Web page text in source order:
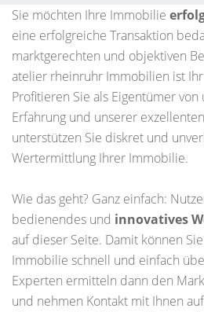
Sie möchten Ihre Immobilie
eine erfolgreiche Transaktion
marktgerechten und objektiven
atelier rheinruhr Immobilien ist
Profitieren Sie als Eigentümer
Erfahrung und unserer
unterstützen Sie diskret und
Wertermittlung Ihrer Immobilie.
Wie das geht? Ganz einfach:
bedienendes und innovatives
auf dieser Seite. Damit können
Immobilie schnell und einfach
Experten ermitteln dann den
und nehmen Kontakt mit Ihnen